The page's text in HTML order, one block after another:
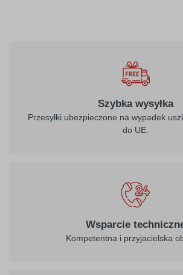
purpurowo-
Szybka wysyłka
Przesyłki ubezpieczone na wypadek
do UE.
Wsparcie
Kompetentna i przyjacielska